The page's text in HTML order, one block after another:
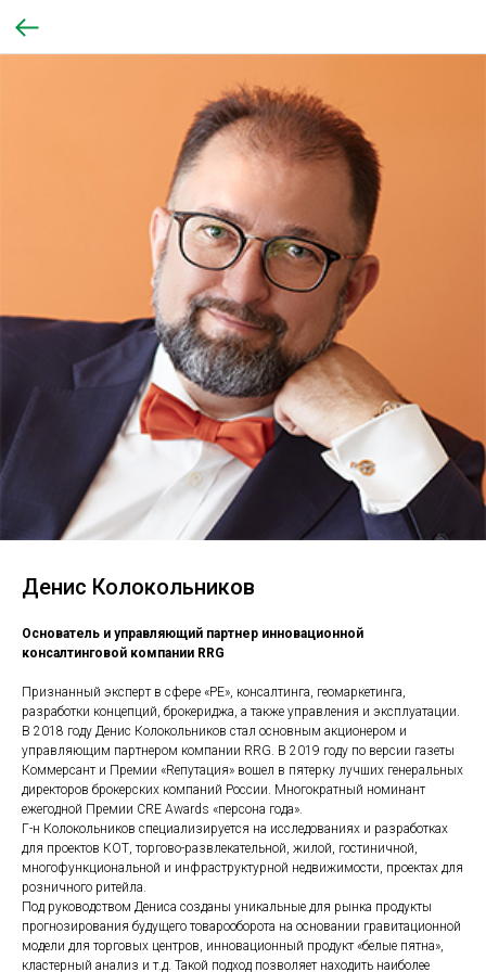
Денис Колокольников
Основатель и управляющий партнер инновационной
консалтинговой компании RRG
Признанный эксперт в сфере «РЕ», консалтинга, геомаркетинга,
разработки концепций, брокериджа, а также управления и эксплуатации.
В 2018 году Денис Колокольников стал основным акционером и
управляющим партнером компании RRG. В 2019 году по версии газеты
Коммерсант и Премии «Rепутация» вошел в пятерку лучших генеральных
директоров брокерских компаний России. Многократный номинант
ежегодной Премии CRE Awards «персона года».
Г-н Колокольников специализируется на исследованиях и разработках
для проектов КОТ, торгово-развлекательной, жилой, гостиничной,
многофункциональной и инфраструктурной недвижимости, проектах для
розничного ритейла.
Под руководством Дениса созданы уникальные для рынка продукты
прогнозирования будущего товарооборота на основании гравитационной
модели для торговых центров, инновационный продукт «белые пятна»,
кластерный анализ и т.д. Такой подход позволяет находить наиболее